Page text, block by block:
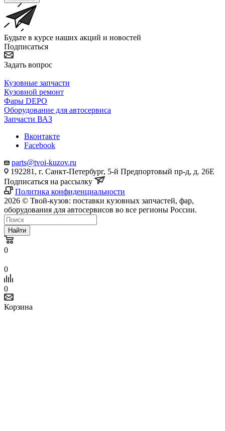
Будьте в курсе наших акций и новостей
Подписаться
Задать вопрос
Кузовные запчасти
Кузовной ремонт
Фары DEPO
Оборудование для автосервиса
Запчасти ВАЗ
Вконтакте
Facebook
parts@tvoi-kuzov.ru
192281, г. Санкт-Петербург, 5-й Предпортовый пр-д, д. 26Е
Подписаться на рассылку
Политика конфиденциальности
2026 © Твой-кузов: поставки кузовных запчастей, фар,
оборудования для автосервисов во все регионы России.
Найти
0
0
0
Корзина